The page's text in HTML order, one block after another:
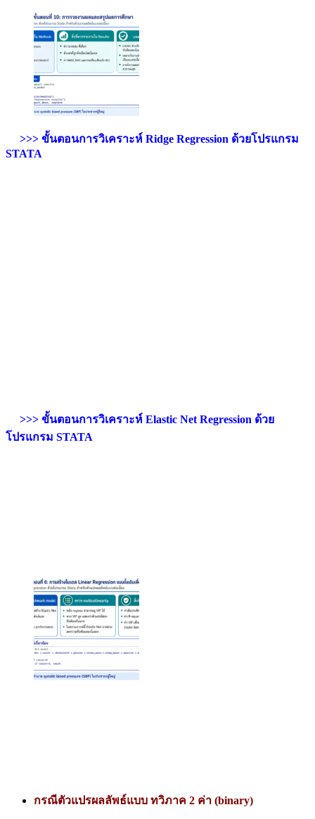
>>> ขั้นตอนการวิเคราะห์ Ridge Regression ด้วยโปรแกรม
STATA
>>> ขั้นตอนการวิเคราะห์ Elastic Net Regression ด้วย
โปรแกรม STATA
กรณีตัวแปรผลลัพธ์แบบ ทวิภาค 2 ค่า (binary)